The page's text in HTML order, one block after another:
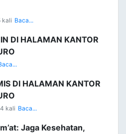
kali Baca...
DI HALAMAN KANTOR
DI HALAMAN KANTOR
kali Baca...
Jaga Kesehatan,